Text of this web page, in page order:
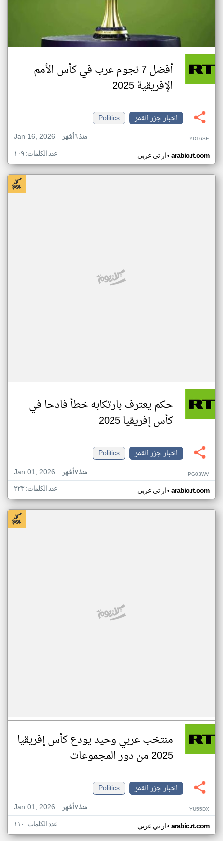
أفضل 7 نجوم عرب في كأس الأمم
الإفريقية 2025
اخبار جزر القمر
Politics
Jan 16, 2026
منذ ٦ أشهر YD16SE
ار تي عربي• arabic.rt.com عدد الكلمات: ١٠٩
حكم يعترف بارتكابه خطأ فادحا في
كأس إفريقيا 2025
اخبار جزر القمر
Politics
Jan 01, 2026
منذ ٧ أشهر PG03WV
ار تي عربي• arabic.rt.com عدد الكلمات: ٢٢٣
منتخب عربي وحيد يودع كأس إفريقيا
2025 من دور المجموعات
اخبار جزر القمر
Politics
Jan 01, 2026
منذ ٧ أشهر YU55DX
ار تي عربي• arabic.rt.com عدد الكلمات: ١١٠